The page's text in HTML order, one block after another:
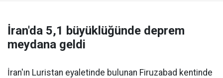
İran'da 5,1 büyüklüğünde deprem
meydana geldi
İran'ın Luristan eyaletinde bulunan Firuzabad kentinde